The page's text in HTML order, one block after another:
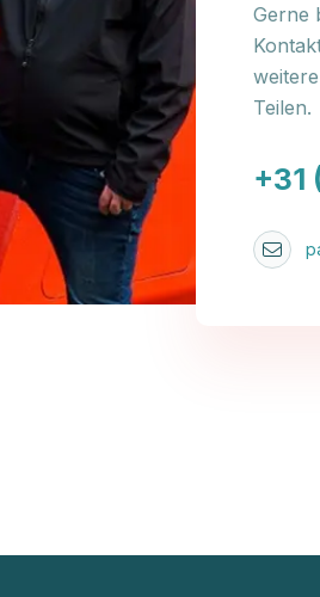
Gerne
Teilen.
+31